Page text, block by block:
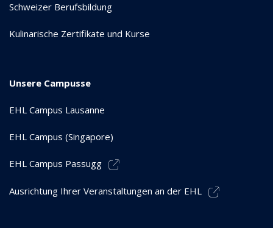
Schweizer Berufsbildung
Kulinarische Zertifikate und Kurse
Unsere Campusse
EHL Campus Lausanne
EHL Campus (Singapore)
EHL Campus Passugg
Ausrichtung Ihrer Veranstaltungen an der EHL